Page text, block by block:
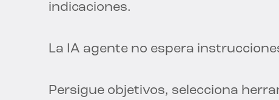
indicaciones.
La IA agente no espera
Persigue objetivos, selecciona